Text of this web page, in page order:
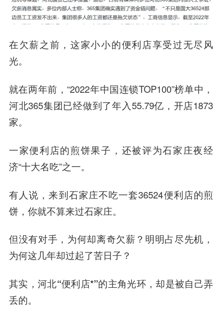
在欠薪之前，这家小小的便利店享受过无尽风
光。
就在两年前，“2022年中国连锁TOP100”榜单中，
河北365集团已经做到了年入55.79亿，开店1873
家。
一家便利店的煎饼果子，还被评为石家庄夜经
济“十大名吃”之一。
有人说，来到石家庄不吃一套36524便利店的煎
饼，你就不算来过石家庄。
但没有对手，为何却离奇欠薪？明明占尽先机，
为何这几年却过起了苦日子？
其实，河北“便利店*”的主角光环，却是被自己弄
丢的。